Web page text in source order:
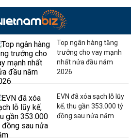
Top ngân hàng tăng
trưởng cho vay mạnh
nhất nửa đầu năm
2026
EVN đã xóa sạch lỗ lũy
kế, thu gần 353.000 tỷ
đồng sau nửa năm